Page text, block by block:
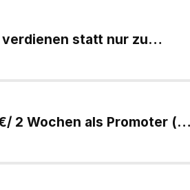
verdienen statt nur zu
2 Wochen als Promoter (a)